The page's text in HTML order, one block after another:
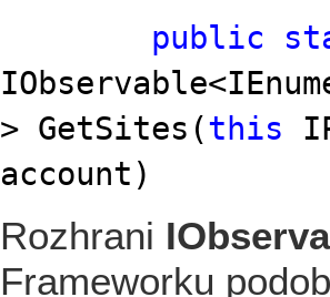
public
IObservable<
> GetSites(this
account)
Rozhrani
Frameworku